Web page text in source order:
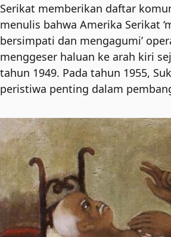
Serikat memberikan daftar
menulis bahwa Amerika Serikat
bersimpati dan mengagumi’
menggeser haluan ke arah kiri
tahun 1949. Pada tahun 1955,
peristiwa penting dalam